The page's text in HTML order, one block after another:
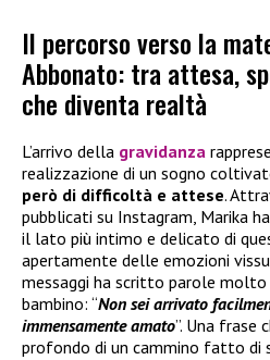
Il percorso verso la
Abbonato: tra attesa,
che diventa realtà
L’arrivo della gravidanza
realizzazione di un sogno
però di difficoltà e attese.
pubblicati su Instagram, Marika
il lato più intimo e delicato di
apertamente delle emozioni
messaggi ha scritto parole
bambino: “Non sei arrivato
immensamente amato”. Una frase
profondo di un cammino fatto di